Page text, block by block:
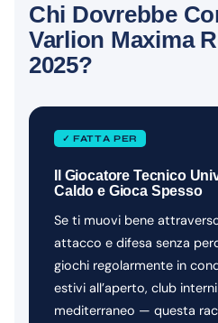
Chi Dovrebbe
Varlion Maxima
2025?
✓ FATTA PER
Il Giocatore Tecnico
Caldo e Gioca Spesso
Se ti muovi bene
attacco e difesa senza
giochi regolarmente in
estivi all’aperto, club
mediterraneo — questa